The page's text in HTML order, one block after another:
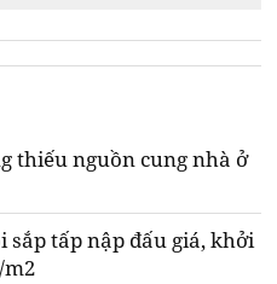
thiếu nguồn cung nhà ở
tấp nập đấu giá, khởi